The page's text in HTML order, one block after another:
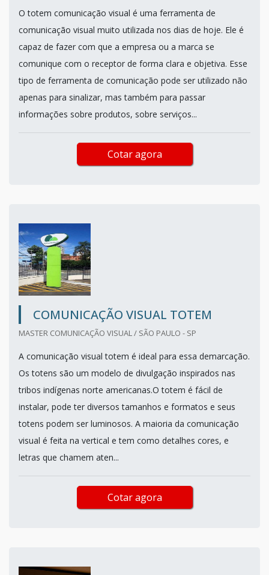
O totem comunicação visual é uma ferramenta de
comunicação visual muito utilizada nos dias de hoje. Ele é
capaz de fazer com que a empresa ou a marca se
comunique com o receptor de forma clara e objetiva. Esse
tipo de ferramenta de comunicação pode ser utilizado não
apenas para sinalizar, mas também para passar
informações sobre produtos, sobre serviços...
Cotar agora
COMUNICAÇÃO VISUAL TOTEM
MASTER COMUNICAÇÃO VISUAL / SÃO PAULO - SP
A comunicação visual totem é ideal para essa demarcação.
Os totens são um modelo de divulgação inspirados nas
tribos indígenas norte americanas.O totem é fácil de
instalar, pode ter diversos tamanhos e formatos e seus
totens podem ser luminosos. A maioria da comunicação
visual é feita na vertical e tem como detalhes cores, e
letras que chamem aten...
Cotar agora